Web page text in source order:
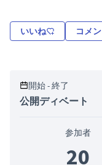
いいね コメ
開始 - 終了
公開ディベート
参加者
20